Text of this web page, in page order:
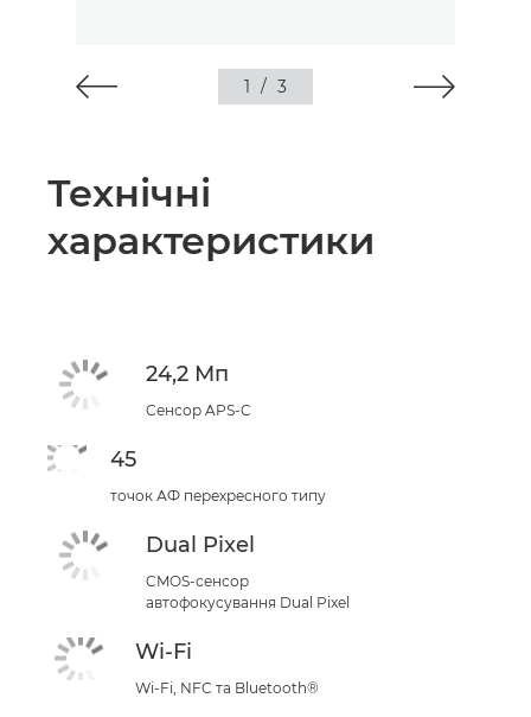
1 / 3
Технічні
характеристики
24,2 Мп
Сенсор APS-C
45
точок АФ перехресного типу
Dual Pixel
CMOS-сенсор
автофокусування Dual Pixel
Wi-Fi
Wi-Fi, NFC та Bluetooth®